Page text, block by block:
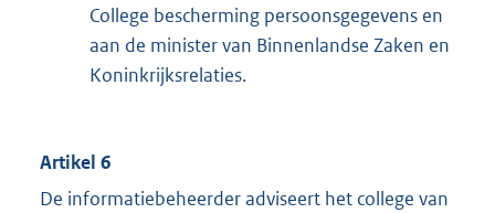
College bescherming persoonsgegevens en
aan de minister van Binnenlandse Zaken en
Koninkrijksrelaties.
Artikel 6
De informatiebeheerder adviseert het college van